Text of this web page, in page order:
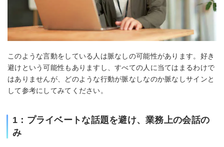
このような言動をしている人は脈なしの可能性があります。好き
避けという可能性もありますし、すべての人に当てはまるわけで
はありませんが、どのような行動が脈なしなのか脈なしサインと
して参考にしてみてください。
1：プライベートな話題を避け、業務上の会話の
み